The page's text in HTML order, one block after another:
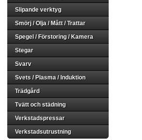
Slipande verktyg
Smörj / Olja / Mått / Trattar
Spegel / Förstoring / Kamera
Stegar
Svarv
Svets / Plasma / Induktion
Trädgård
Tvätt och städning
Verkstadspressar
Verkstadsutrustning